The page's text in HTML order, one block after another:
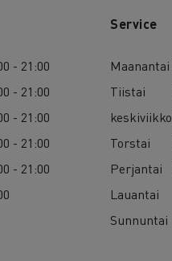
- 21:00
- 21:00
- 21:00
- 21:00
- 21:00
Service
Maanantai
Tiistai
keskiviikko
Torstai
Perjantai
Lauantai
Sunnuntai